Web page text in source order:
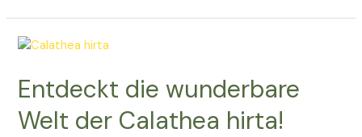
über
inocephala
müsst!
Entdeckt die wunderbare
Welt der Calathea hirta!